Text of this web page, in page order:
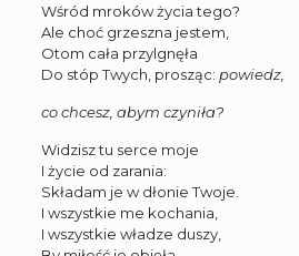
Wśród mroków życia tego?
Ale choć grzeszna jestem,
Otom cała przylgnęła
Do stóp Twych, prosząc: powiedz,
co chcesz, abym czyniła?
Widzisz tu serce moje
I życie od zarania:
Składam je w dłonie Twoje.
I wszystkie me kochania,
I wszystkie władze duszy,